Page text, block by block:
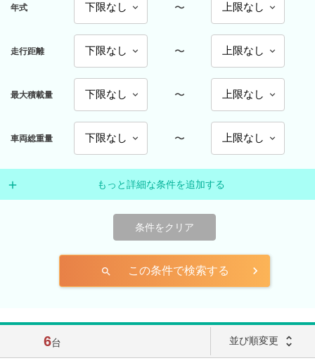
年式 〜
走行距離 〜
最大積載量 〜
車両総重量 〜
もっと詳細な条件を追加する
条件をクリア
search この条件で検索する
6台 並び順変更 unfold_more